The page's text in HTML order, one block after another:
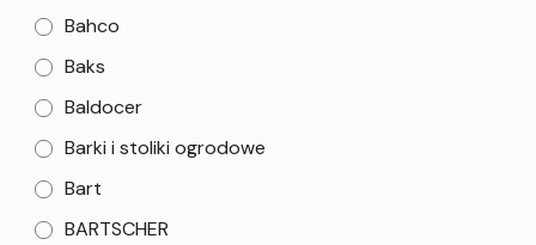
Bahco
Baks
Baldocer
Barki i stoliki ogrodowe
Bart
BARTSCHER